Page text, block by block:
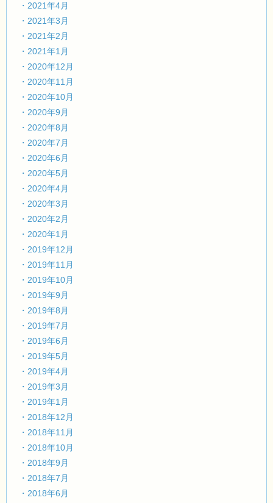
・2021年4月
・2021年3月
・2021年2月
・2021年1月
・2020年12月
・2020年11月
・2020年10月
・2020年9月
・2020年8月
・2020年7月
・2020年6月
・2020年5月
・2020年4月
・2020年3月
・2020年2月
・2020年1月
・2019年12月
・2019年11月
・2019年10月
・2019年9月
・2019年8月
・2019年7月
・2019年6月
・2019年5月
・2019年4月
・2019年3月
・2019年1月
・2018年12月
・2018年11月
・2018年10月
・2018年9月
・2018年7月
・2018年6月